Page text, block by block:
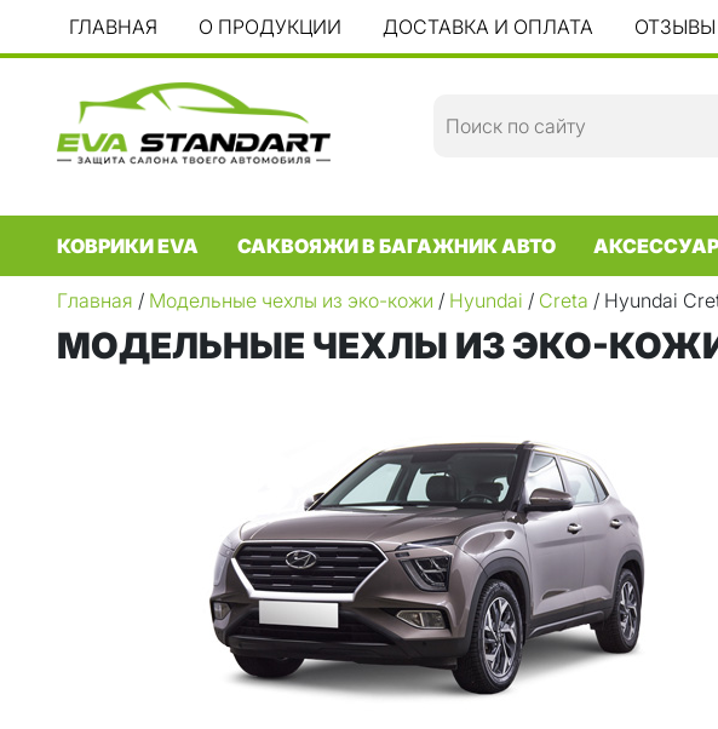
ГЛАВНАЯ О ПРОДУКЦИИ ДОСТАВКА И ОПЛАТА ОТЗЫВЫ
КОВРИКИ EVA САКВОЯЖИ В БАГАЖНИК АВТО
Главная / Модельные чехлы из эко-кожи / Hyundai / Creta / Hyundai
МОДЕЛЬНЫЕ ЧЕХЛЫ ИЗ ЭКО-КОЖИ